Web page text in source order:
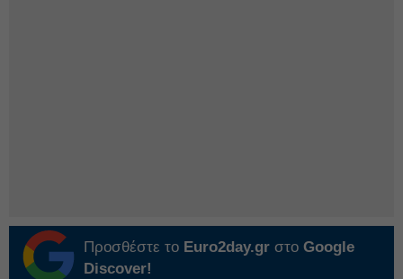
Προσθέστε το Euro2day.gr στο Google
Discover!